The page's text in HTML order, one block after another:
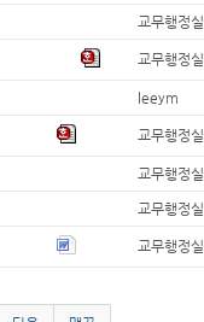
교무행정실
교무행정실
leeym
교무행정실
교무행정실
교무행정실
교무행정실